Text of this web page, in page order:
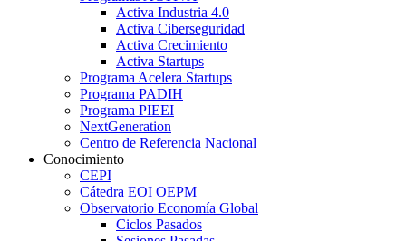
Activa Industria 4.0
Activa Ciberseguridad
Activa Crecimiento
Activa Startups
Programa Acelera Startups
Programa PADIH
Programa PIEEI
NextGeneration
Centro de Referencia Nacional
Conocimiento
CEPI
Cátedra EOI OEPM
Observatorio Economía Global
Ciclos Pasados